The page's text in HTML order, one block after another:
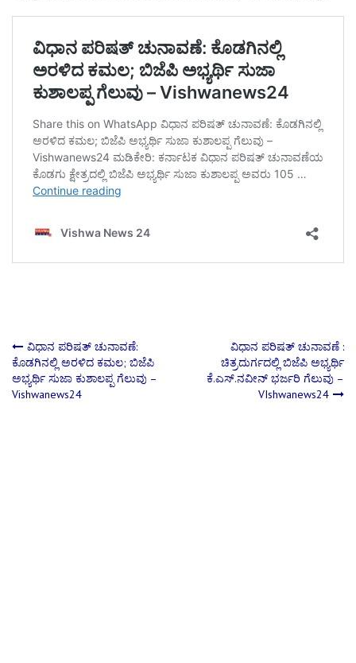
Post
navigation
ವಿಧಾನ ಪರಿಷತ್ ಚುನಾವಣೆ:
ಕೊಡಗಿನಲ್ಲಿ ಅರಳಿದ ಕಮಲ; ಬಿಜೆಪಿ
ಅಭ್ಯರ್ಥಿ ಸುಜಾ ಕುಶಾಲಪ್ಪ ಗೆಲುವು –
Vishwanews24
ವಿಧಾನ ಪರಿಷತ್ ಚುನಾವಣೆ :
ಚಿತ್ರದುರ್ಗದಲ್ಲಿ ಬಿಜೆಪಿ ಅಭ್ಯರ್ಥಿ
ಕೆ.ಎಸ್.ನವೀನ್ ಭರ್ಜರಿ ಗೆಲುವು –
VIshwanews24